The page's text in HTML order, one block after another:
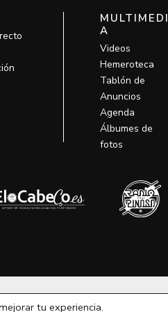
MULTIMEDI
A
Videos
Hemeroteca
Tablón de
Anuncios
Agenda
Álbumes de
fotos
tu experiencia.